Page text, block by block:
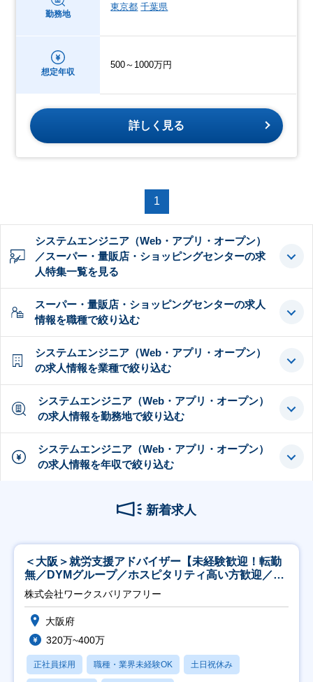
勤務地
東京都 千葉県
想定年収
500～1000万円
詳しく見る
1
システムエンジニア（Web・アプリ・オープン）
／スーパー・量販店・ショッピングセンターの求
人特集一覧を見る
スーパー・量販店・ショッピングセンターの求人
情報を職種で絞り込む
システムエンジニア（Web・アプリ・オープン）
の求人情報を業種で絞り込む
システムエンジニア（Web・アプリ・オープン）
の求人情報を勤務地で絞り込む
システムエンジニア（Web・アプリ・オープン）
の求人情報を年収で絞り込む
新着求人
＜大阪＞就労支援アドバイザー【未経験歓迎！転勤
無／DYMグループ／ホスピタリティ高い方歓迎／土
日祝】
株式会社ワークスバリアフリー
大阪府
320万~400万
正社員採用 職種・業界未経験OK 土日祝休み